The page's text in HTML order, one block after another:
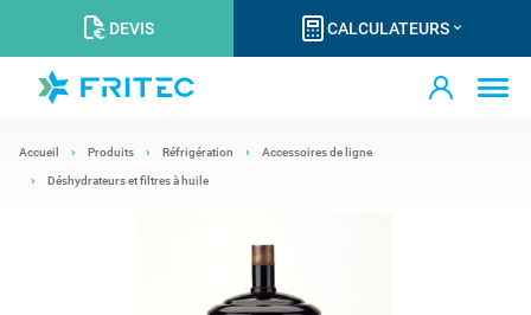
DEVIS CALCULATEURS
Accueil Produits Réfrigération Accessoires de ligne
Déshydrateurs et filtres à huile